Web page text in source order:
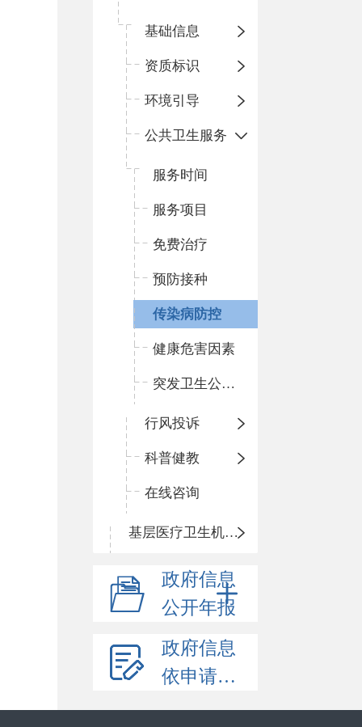
基础信息
资质标识
环境引导
公共卫生服务
服务时间
服务项目
免费治疗
预防接种
传染病防控
健康危害因素
突发卫生公共事件
行风投诉
科普健教
在线咨询
基层医疗卫生机构信息公开
政府信息
公开年报
政府信息
依申请公开